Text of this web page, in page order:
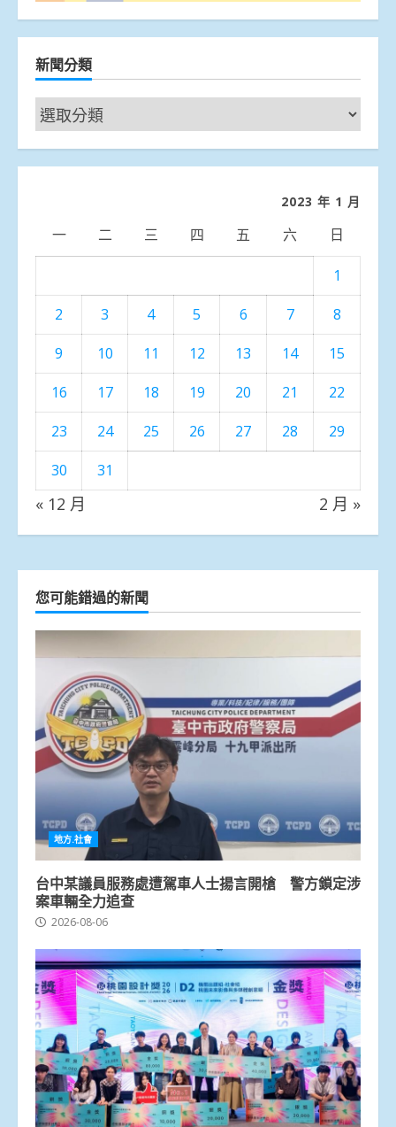
新聞分類
新
聞
分
2023 年 1 月
一 二 三 四 五 六 日
1
2
3 4 5 6 7
8
9
10 11 12 13 14
15
16
17 18 19 20 21
22
23
24 25 26 27 28
29
30
31
« 12 月 2 月 »
您可能錯過的新聞
地方.社會
台中某議員服務處遭駕車人士揚言開槍 警方鎖定涉
案車輛全力追查
2026-08-06